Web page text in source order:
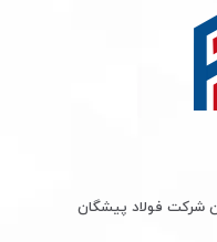
شرکت فولاد پیشگان